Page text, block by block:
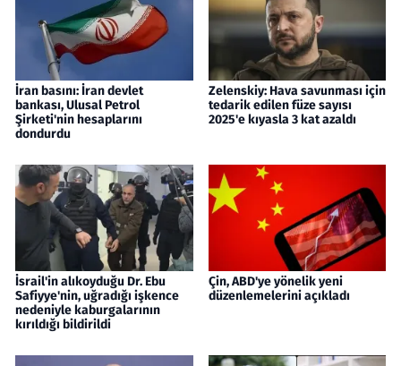
İran basını: İran devlet
bankası, Ulusal Petrol
Şirketi'nin hesaplarını
dondurdu
Zelenskiy: Hava savunması için
tedarik edilen füze sayısı
2025'e kıyasla 3 kat azaldı
İsrail'in alıkoyduğu Dr. Ebu
Safiyye'nin, uğradığı işkence
nedeniyle kaburgalarının
kırıldığı bildirildi
Çin, ABD'ye yönelik yeni
düzenlemelerini açıkladı